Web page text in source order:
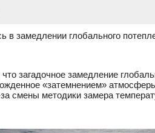
в замедлении глобального
загадочное замедление
«затемнением»
смены методики замера